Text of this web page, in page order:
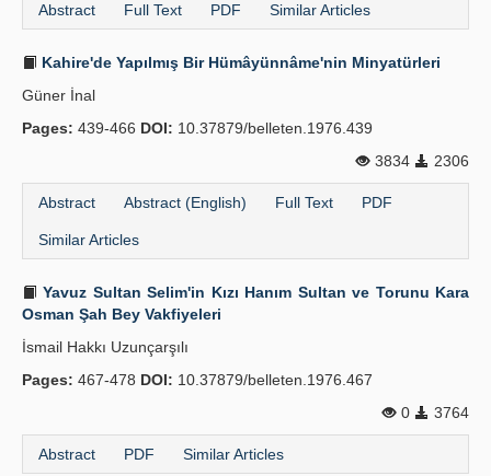
Abstract Full Text PDF Similar Articles
Kahire'de Yapılmış Bir Hümâyünnâme'nin Minyatürleri
Güner İnal
Pages: 439-466 DOI: 10.37879/belleten.1976.439
3834
2306
Abstract Abstract (English) Full Text PDF
Similar Articles
Yavuz Sultan Selim'in Kızı Hanım Sultan ve Torunu Kara
Osman Şah Bey Vakfiyeleri
İsmail Hakkı Uzunçarşılı
Pages: 467-478 DOI: 10.37879/belleten.1976.467
0
3764
Abstract PDF Similar Articles